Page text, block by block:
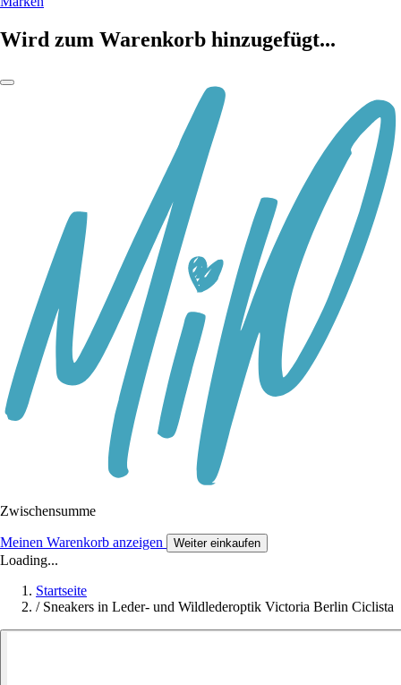
Wird zum Warenkorb hinzugefügt...
Zwischensumme
Meinen Warenkorb anzeigen Weiter einkaufen
Loading...
Startseite
/ Sneakers in Leder- und Wildlederoptik Victoria Berlin Ciclista